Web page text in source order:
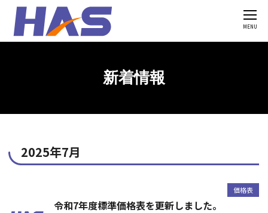
溶射
MENU
新着情報
2025年7月
価格表
令和7年度標準価格表を更新しました。